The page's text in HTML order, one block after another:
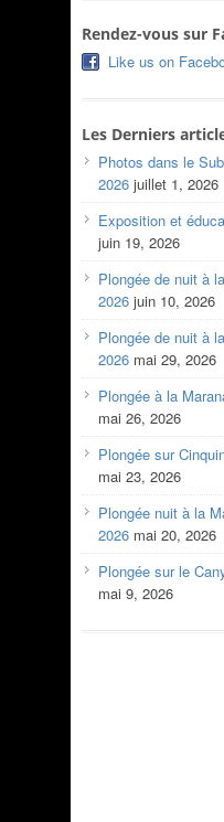
Rendez-vous sur
Like us on
Les Derniers
Photos dans le
2026 juillet 1, 2026
Exposition et
juin 19, 2026
Plongée de nuit à
2026 juin 10, 2026
Plongée de nuit à
2026 mai 29, 2026
Plongée à la
mai 26, 2026
Plongée sur
mai 23, 2026
Plongée nuit à la
2026 mai 20, 2026
Plongée sur le
mai 9, 2026